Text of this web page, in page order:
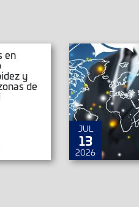
en
y
de
JUL
13
2026